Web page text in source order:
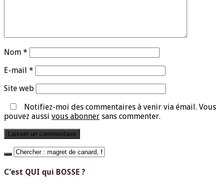
Nom *
E-mail *
Site web
Notifiez-moi des commentaires à venir via émail. Vous
pouvez aussi vous abonner sans commenter.
C’est QUI qui BOSSE ?